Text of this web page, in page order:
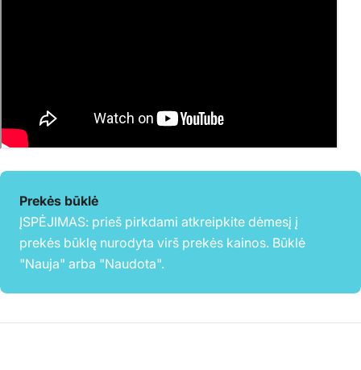
Prekės būklė
ĮSPĖJIMAS: prieš pirkdami atkreipkite dėmesį į
prekės būklę nurodyta virš prekės kainos. Būklė
"Nauja" arba "Naudota".